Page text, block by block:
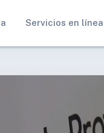
Servicios en línea